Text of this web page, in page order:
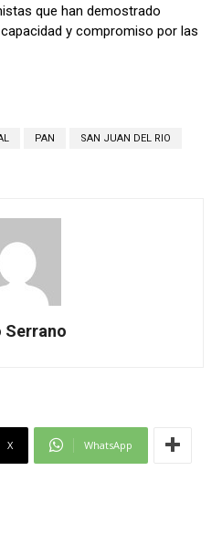
que han demostrado
y compromiso por las
PAN SAN JUAN DEL RIO
Serrano
X WhatsApp